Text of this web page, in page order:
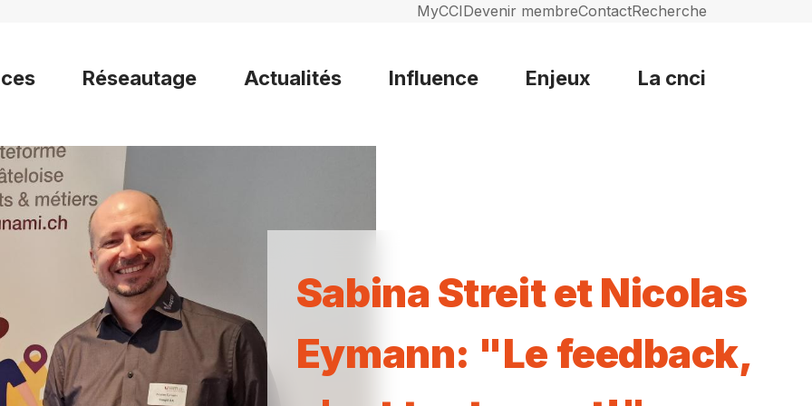
MyCCIDevenir membreContactRecherche
Réseautage Actualités Influence Enjeux La cnci
Sabina Streit et Nicolas
Eymann: "Le feedback,